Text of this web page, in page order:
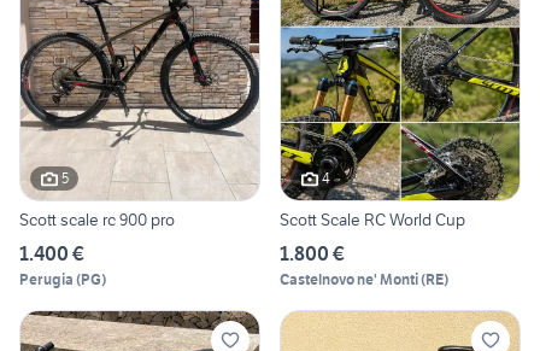
5
Scott scale rc 900 pro
1.400 €
Perugia (PG)
4
Scott Scale RC World Cup
1.800 €
Castelnovo ne' Monti(RE)